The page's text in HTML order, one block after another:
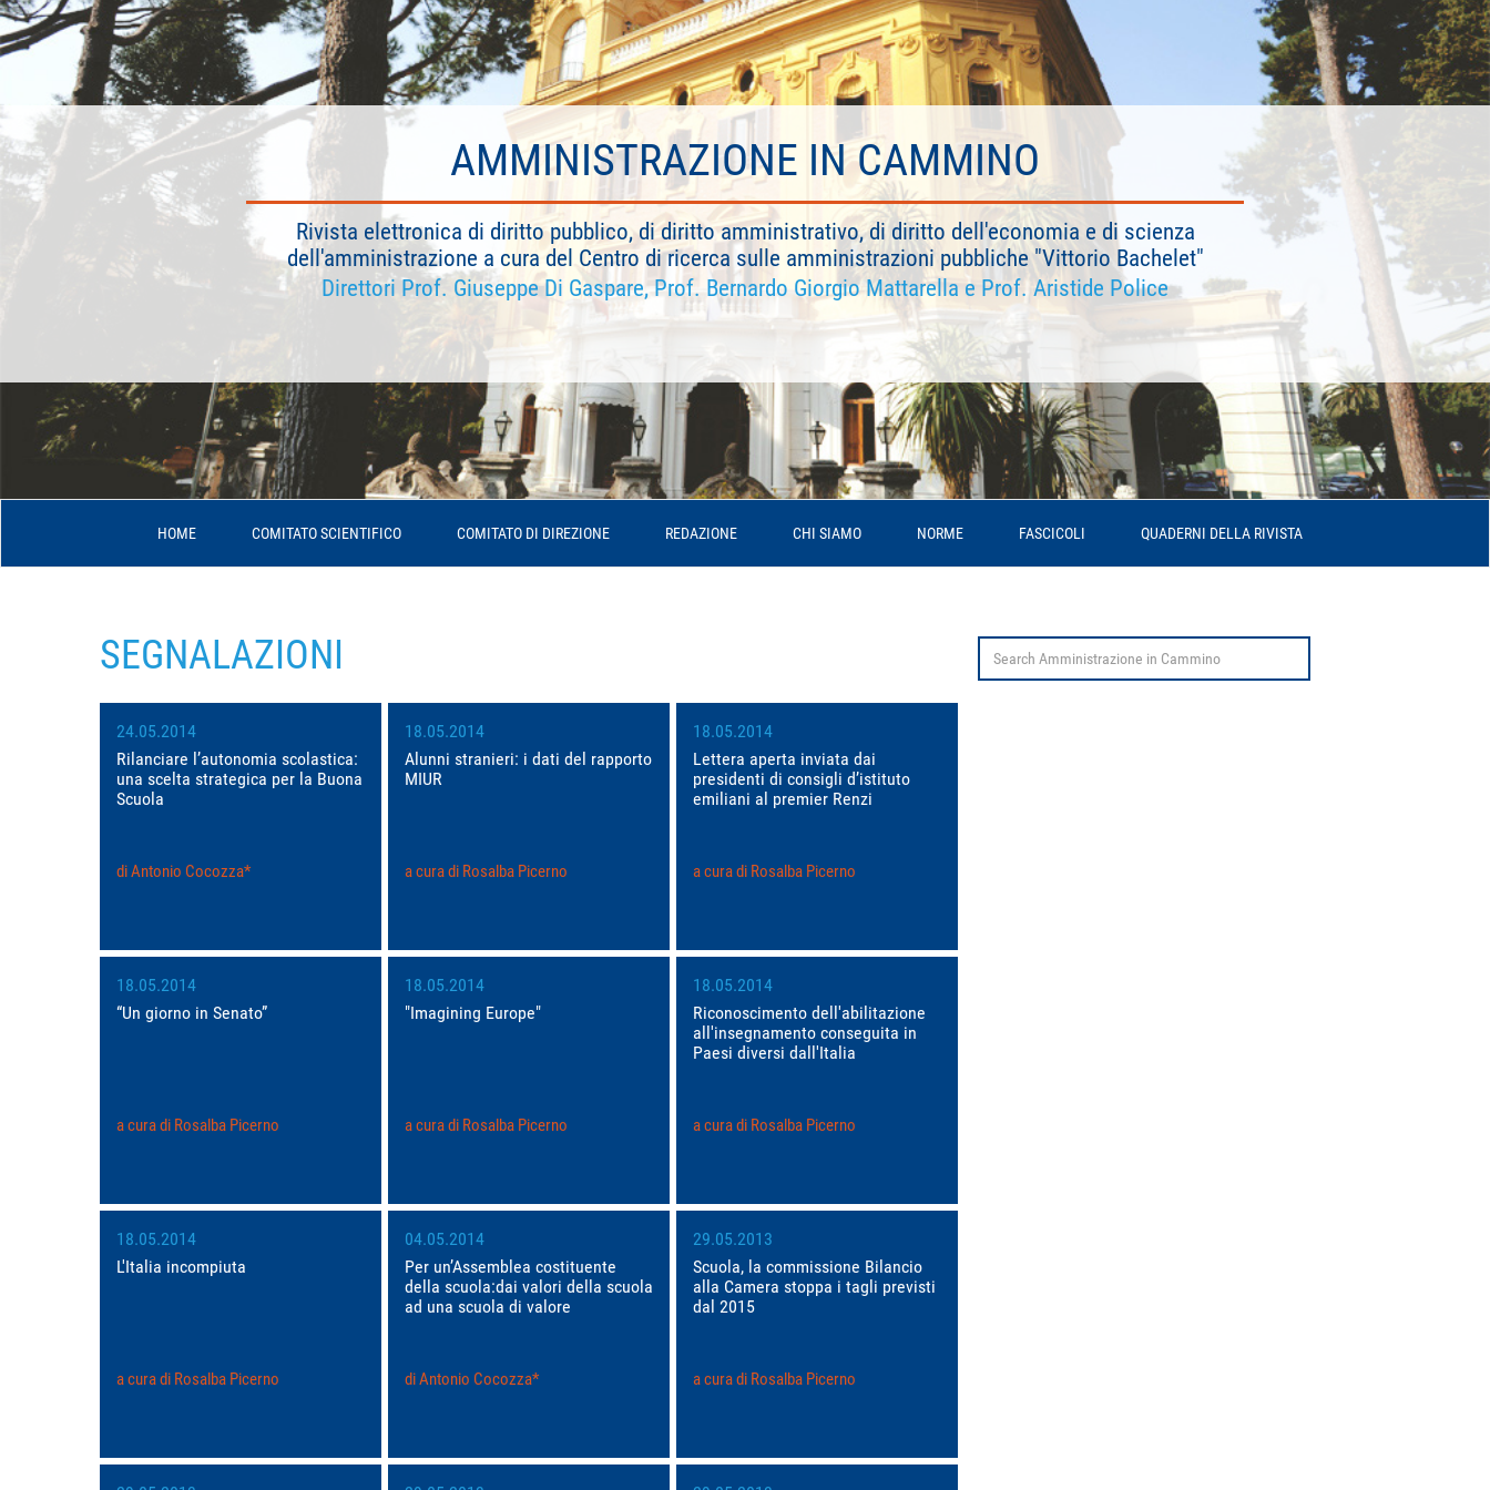
AMMINISTRAZIONE IN CAMMINO
Rivista elettronica di diritto pubblico, di diritto amministrativo, di diritto dell'economia e di scienza
dell'amministrazione a cura del Centro di ricerca sulle amministrazioni pubbliche "Vittorio Bachelet"
Direttori Prof. Giuseppe Di Gaspare, Prof. Bernardo Giorgio Mattarella e Prof. Aristide Police
HOME COMITATO SCIENTIFICO COMITATO DI DIREZIONE REDAZIONE CHI SIAMO NORME FASCICOLI QUADERNI DELLA RIVISTA
for:
SEGNALAZIONI
24.05.2014
Rilanciare l’autonomia scolastica:
una scelta strategica per la Buona
Scuola
di Antonio Cocozza*
18.05.2014
Alunni stranieri: i dati del rapporto
MIUR
a cura di Rosalba Picerno
18.05.2014
Lettera aperta inviata dai
presidenti di consigli d’istituto
emiliani al premier Renzi
a cura di Rosalba Picerno
18.05.2014
“Un giorno in Senato”
a cura di Rosalba Picerno
18.05.2014
"Imagining Europe"
a cura di Rosalba Picerno
18.05.2014
Riconoscimento dell'abilitazione
all'insegnamento conseguita in
Paesi diversi dall'Italia
a cura di Rosalba Picerno
18.05.2014
L'Italia incompiuta
a cura di Rosalba Picerno
04.05.2014
Per un’Assemblea costituente
della scuola:dai valori della scuola
ad una scuola di valore
di Antonio Cocozza*
29.05.2013
Scuola, la commissione Bilancio
alla Camera stoppa i tagli previsti
dal 2015
a cura di Rosalba Picerno